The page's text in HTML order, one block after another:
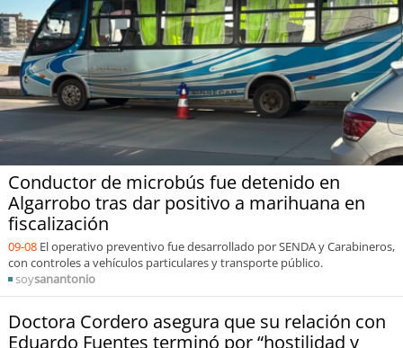
Sostenibilidad
soychile
soyarica
soyiquique
soycalama
soyantofagasta
soycopiapó
soyvalparaíso
Conductor de microbús fue detenido en
Algarrobo tras dar positivo a marihuana en
fiscalización
09-08 El operativo preventivo fue desarrollado por SENDA y Carabineros,
con controles a vehículos particulares y transporte público.
soysanantonio
Doctora Cordero asegura que su relación con
Eduardo Fuentes terminó por “hostilidad y